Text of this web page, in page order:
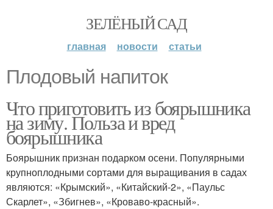
ЗЕЛЁНЫЙ САД
главная новости статьи
Плодовый напиток
Что приготовить из боярышника
на зиму. Польза и вред
боярышника
Боярышник признан подарком осени. Популярными
крупноплодными сортами для выращивания в садах
являются: «Крымский», «Китайский-2», «Паульс
Скарлет», «Збигнев», «Кроваво-красный».